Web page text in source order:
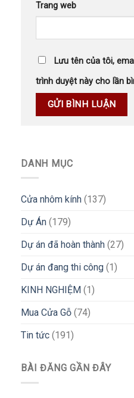
Trang web
Lưu tên của tôi,
trình duyệt này cho lần
DANH MỤC
Cửa nhôm kính (137)
Dự Án (179)
Dự án đã hoàn thành (27)
Dự án đang thi công (1)
KINH NGHIỆM (1)
Mua Cửa Gỗ (74)
Tin tức (191)
BÀI ĐĂNG GẦN ĐÂY